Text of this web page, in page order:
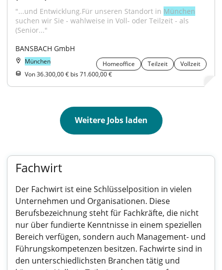
"...und Entwicklung.Für unseren Standort in München
suchen wir Sie - wahlweise in Voll- oder Teilzeit - als
(Senior..."
BANSBACH GmbH
München Homeoffice Teilzeit
Vollzeit
Von 36.300,00 € bis 71.600,00 €
Weitere Jobs laden
Fachwirt
Der Fachwirt ist eine Schlüsselposition in vielen
Unternehmen und Organisationen. Diese
Berufsbezeichnung steht für Fachkräfte, die nicht
nur über fundierte Kenntnisse in einem speziellen
Bereich verfügen, sondern auch Management- und
Führungskompetenzen besitzen. Fachwirte sind in
den unterschiedlichsten Branchen tätig und